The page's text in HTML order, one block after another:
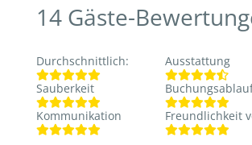
14 Gäste-
Durchschnittlich:
Ausstattung
Sauberkeit
Kommunikation
Freundlichkeit